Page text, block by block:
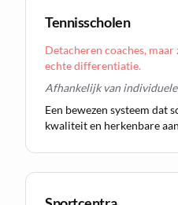
Tennisscholen
Detacheren coaches,
echte differentiatie.
Afhankelijk van
Een bewezen systeem dat
kwaliteit en herkenbare